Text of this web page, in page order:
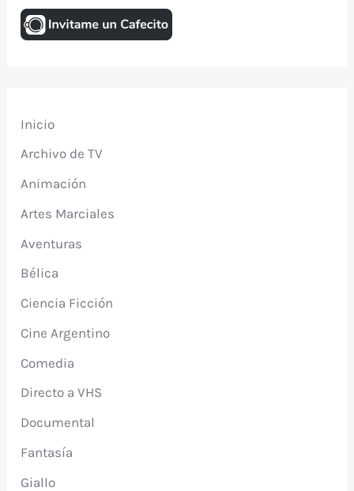
Inicio
Archivo de TV
Animación
Artes Marciales
Aventuras
Bélica
Ciencia Ficción
Cine Argentino
Comedia
Directo a VHS
Documental
Fantasía
Giallo